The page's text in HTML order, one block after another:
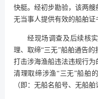
快艇。经初步勘验，该两
无当事人提供有效的船舶证
经现场调查及后续核
理、取缔“三无”船舶通告
打击涉海渔船违法违规行为
清理取缔涉渔“三无”船舶
（即：无船名船号、无船舶